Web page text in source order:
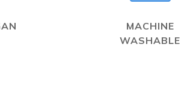
MACHINE
WASHABLE